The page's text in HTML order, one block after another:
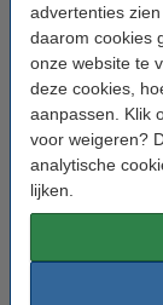
advertenties
daarom cookies
onze website te
deze cookies,
aanpassen. Klik
voor weigeren?
analytische
lijken.
1 kg 3 kg
Kleur: Wit
Wit
Bekijk de
Direct leverbaar
€ 22,50